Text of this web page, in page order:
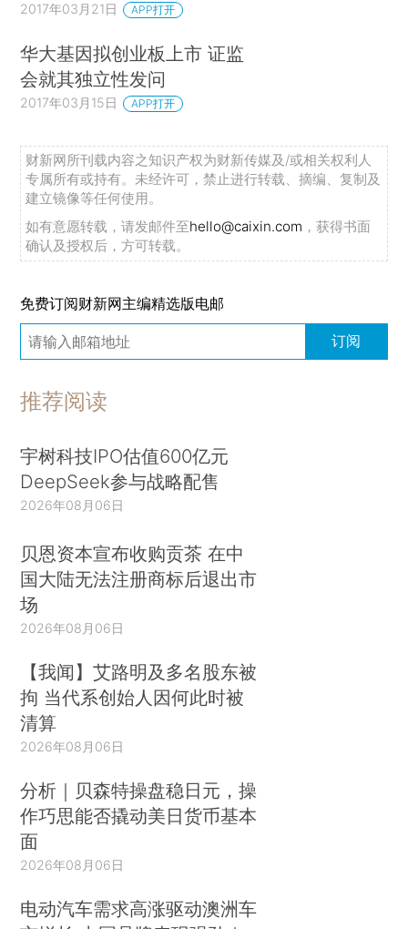
2017年03月21日 APP打开
华大基因拟创业板上市 证监
会就其独立性发问
2017年03月15日 APP打开
财新网所刊载内容之知识产权为财新传媒及/或相关权利人
专属所有或持有。未经许可，禁止进行转载、摘编、复制及
建立镜像等任何使用。
如有意愿转载，请发邮件至hello@caixin.com ，获得书面
确认及授权后，方可转载。
免费订阅财新网主编精选版电邮
订阅
推荐阅读
宇树科技IPO估值600亿元
DeepSeek参与战略配售
2026年08月06日
贝恩资本宣布收购贡茶 在中
国大陆无法注册商标后退出市
场
2026年08月06日
【我闻】艾路明及多名股东被
拘 当代系创始人因何此时被
清算
2026年08月06日
分析｜贝森特操盘稳日元，操
作巧思能否撬动美日货币基本
面
2026年08月06日
电动汽车需求高涨驱动澳洲车